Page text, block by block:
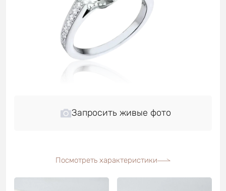
Запросить живые фото
Посмотреть характеристики